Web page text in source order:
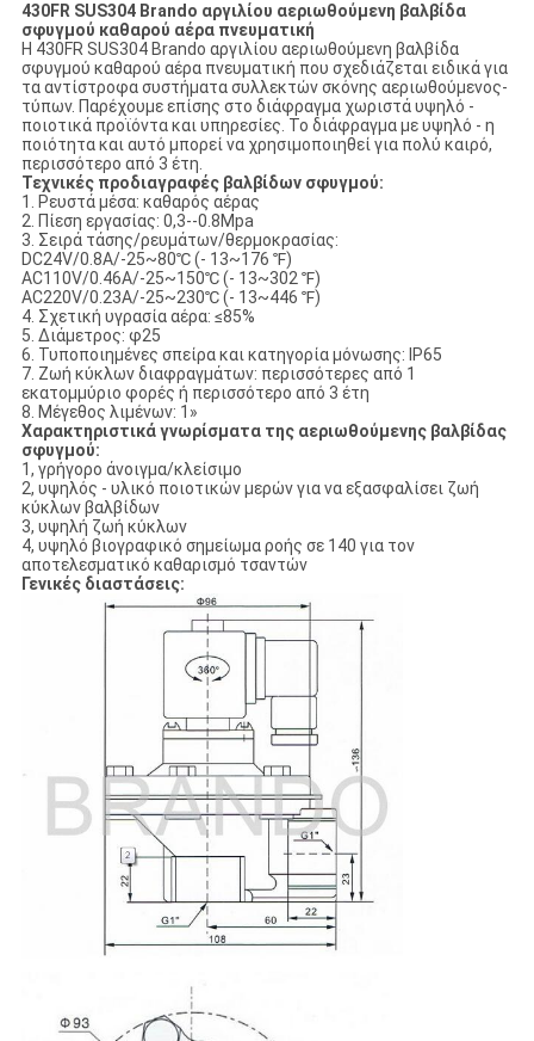
430FR SUS304 Brando αργιλίου αεριωθούμενη βαλβίδα
σφυγμού καθαρού αέρα πνευματική
Η 430FR SUS304 Brando αργιλίου αεριωθούμενη βαλβίδα
σφυγμού καθαρού αέρα πνευματική που σχεδιάζεται ειδικά για
τα αντίστροφα συστήματα συλλεκτών σκόνης αεριωθούμενος-
τύπων. Παρέχουμε επίσης στο διάφραγμα χωριστά υψηλό -
ποιοτικά προϊόντα και υπηρεσίες. Το διάφραγμα με υψηλό - η
ποιότητα και αυτό μπορεί να χρησιμοποιηθεί για πολύ καιρό,
περισσότερο από 3 έτη.
Τεχνικές προδιαγραφές βαλβίδων σφυγμού:
1. Ρευστά μέσα: καθαρός αέρας
2. Πίεση εργασίας: 0,3--0.8Mpa
3. Σειρά τάσης/ρευμάτων/θερμοκρασίας:
DC24V/0.8A/-25~80℃ (- 13~176 ℉)
AC110V/0.46A/-25~150℃ (- 13~302 ℉)
AC220V/0.23A/-25~230℃ (- 13~446 ℉)
4. Σχετική υγρασία αέρα: ≤85%
5. Διάμετρος: φ25
6. Τυποποιημένες σπείρα και κατηγορία μόνωσης: IP65
7. Ζωή κύκλων διαφραγμάτων: περισσότερες από 1
εκατομμύριο φορές ή περισσότερο από 3 έτη
8. Μέγεθος λιμένων: 1»
Χαρακτηριστικά γνωρίσματα της αεριωθούμενης βαλβίδας
σφυγμού:
1, γρήγορο άνοιγμα/κλείσιμο
2, υψηλός - υλικό ποιοτικών μερών για να εξασφαλίσει ζωή
κύκλων βαλβίδων
3, υψηλή ζωή κύκλων
4, υψηλό βιογραφικό σημείωμα ροής σε 140 για τον
αποτελεσματικό καθαρισμό τσαντών
Γενικές διαστάσεις: